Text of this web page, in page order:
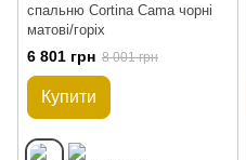
спальню Cortina Cama чорні
матові/горіх
6 801 грн 8 001 грн
Купити